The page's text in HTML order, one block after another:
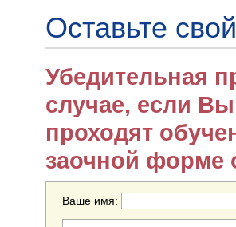
Оставьте
Убедительная
случае, если
проходят
заочной форме
Ваше имя: